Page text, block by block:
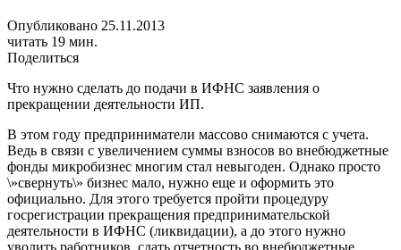
Опубликовано 25.11.2013
читать 19 мин.
Поделиться
Что нужно сделать до подачи в ИФНС заявления о
прекращении деятельности ИП.
В этом году предприниматели массово снимаются с учета.
Ведь в связи с увеличением суммы взносов во внебюджетные
фонды микробизнес многим стал невыгоден. Однако просто
\»свернуть\» бизнес мало, нужно еще и оформить это
официально. Для этого требуется пройти процедуру
госрегистрации прекращения предпринимательской
деятельности в ИФНС (ликвидации), а до этого нужно
уволить работников, сдать отчетность во внебюджетные